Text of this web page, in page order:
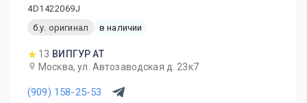
4D1422069J
б.у. оригинал
в наличии
13 ВИПГУР АТ
Москва, ул. Автозаводская д. 23к7
(909) 158-25-53